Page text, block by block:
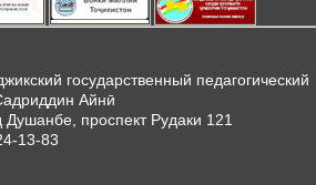
государственный педагогический
Айнӣ
проспект Рудаки 121
13-83